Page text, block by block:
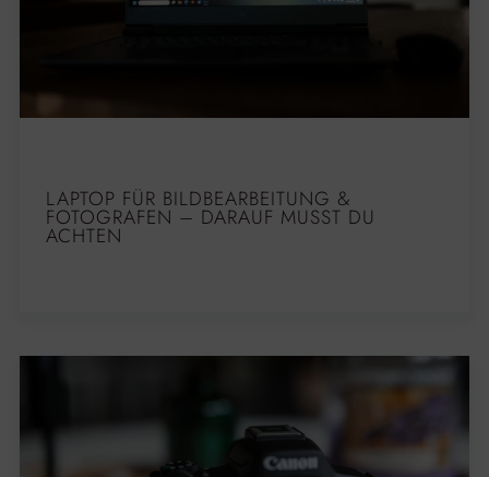
LAPTOP FÜR BILDBEARBEITUNG &
FOTOGRAFEN – DARAUF MUSST DU
ACHTEN